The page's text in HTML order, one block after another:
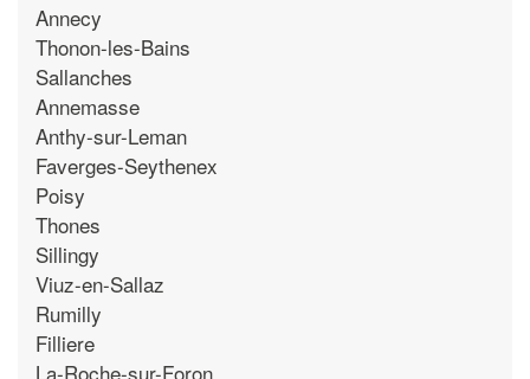
Annecy
Thonon-les-Bains
Sallanches
Annemasse
Anthy-sur-Leman
Faverges-Seythenex
Poisy
Thones
Sillingy
Viuz-en-Sallaz
Rumilly
Filliere
La-Roche-sur-Foron